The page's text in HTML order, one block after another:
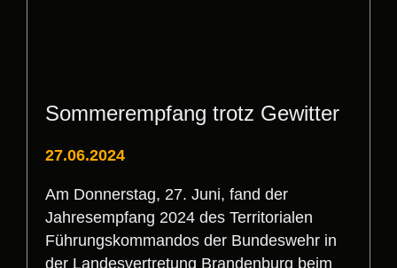
Sommerempfang trotz Gewitter
27.06.2024
Am Donnerstag, 27. Juni, fand der
Jahresempfang 2024 des Territorialen
Führungskommandos der Bundeswehr in
der Landesvertretung Brandenburg beim